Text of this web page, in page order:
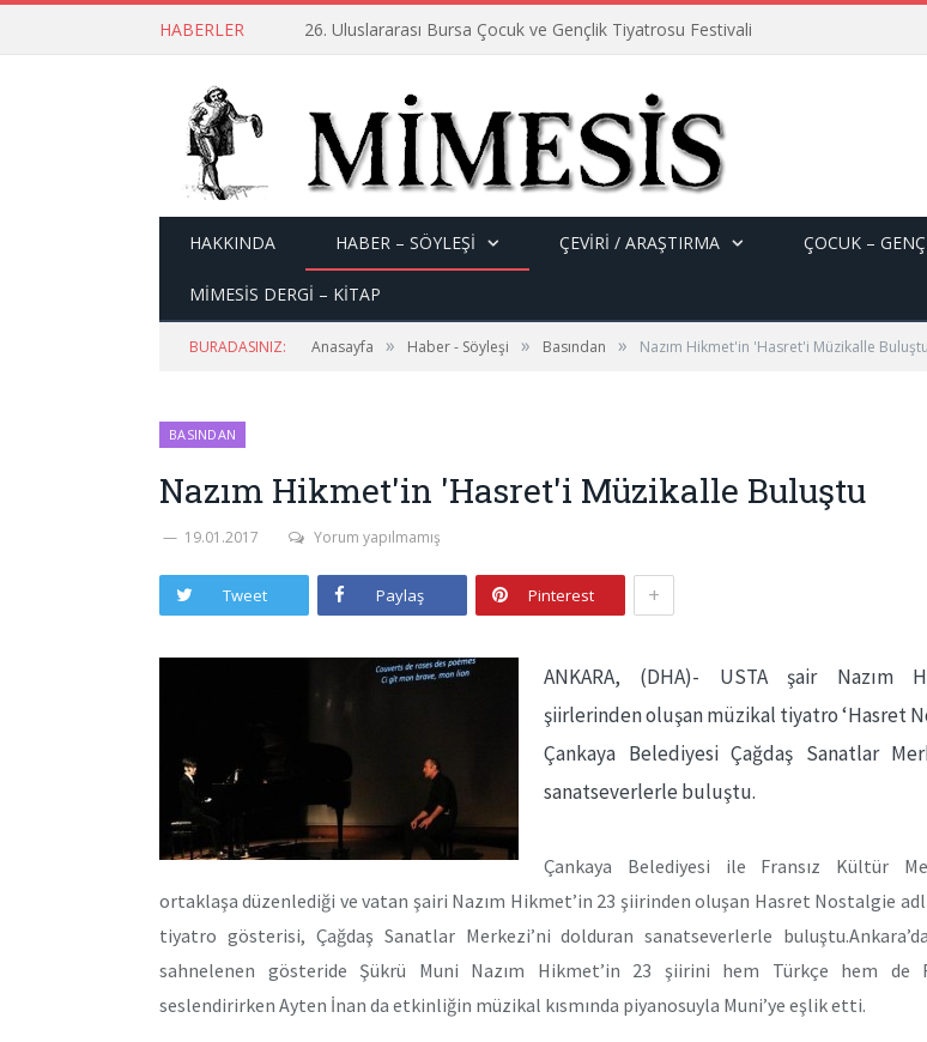
HABERLER 26. Uluslararası Bursa Çocuk ve Gençlik Tiyatrosu Festivali
HAKKINDA HABER – SÖYLEŞI ÇEVİRİ / ARAŞTIRMA ÇOCUK –
MİMESİS DERGİ – KİTAP
BURADASINIZ: Anasayfa » Haber - Söyleşi » Basından » Nazım Hikmet'in 'Hasret'i Müzikalle Buluştu
BASINDAN
Nazım Hikmet'in 'Hasret'i Müzikalle Buluştu
19.01.2017 Yorum yapılmamış
Tweet Paylaş Pinterest +
ANKARA, (DHA)- USTA şair Nazım
şiirlerinden oluşan müzikal tiyatro ‘Hasret
Çankaya Belediyesi Çağdaş Sanatlar
sanatseverlerle buluştu.
Çankaya Belediyesi ile Fransız Kültür
ortaklaşa düzenlediği ve vatan şairi Nazım Hikmet’in 23 şiirinden oluşan Hasret Nostalgie
tiyatro gösterisi, Çağdaş Sanatlar Merkezi’ni dolduran sanatseverlerle
sahnelenen gösteride Şükrü Muni Nazım Hikmet’in 23 şiirini hem Türkçe hem de
seslendirirken Ayten İnan da etkinliğin müzikal kısmında piyanosuyla Muni’ye eşlik etti.